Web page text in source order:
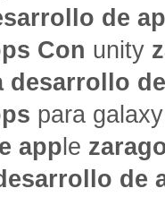
sarrollo de
s Con unity
desarrollo de
s para
app le
sarrollo de